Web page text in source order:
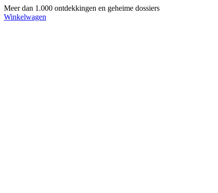
Meer dan 1.000 ontdekkingen en geheime dossiers
Winkelwagen